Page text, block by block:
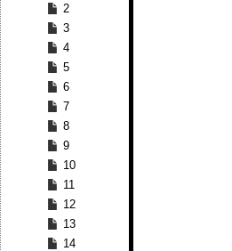
2
3
4
5
6
7
8
9
10
11
12
13
14